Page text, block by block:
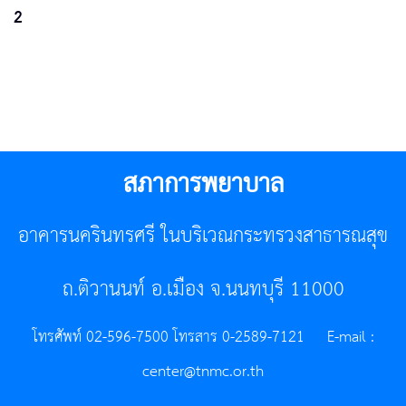
2
สภาการพยาบาล
อาคารนครินทรศรี ในบริเวณกระทรวงสาธารณสุข
ถ.ติวานนท์ อ.เมือง จ.นนทบุรี 11000
โทรศัพท์ 02-596-7500 โทรสาร 0-2589-7121 E-mail :
center@tnmc.or.th